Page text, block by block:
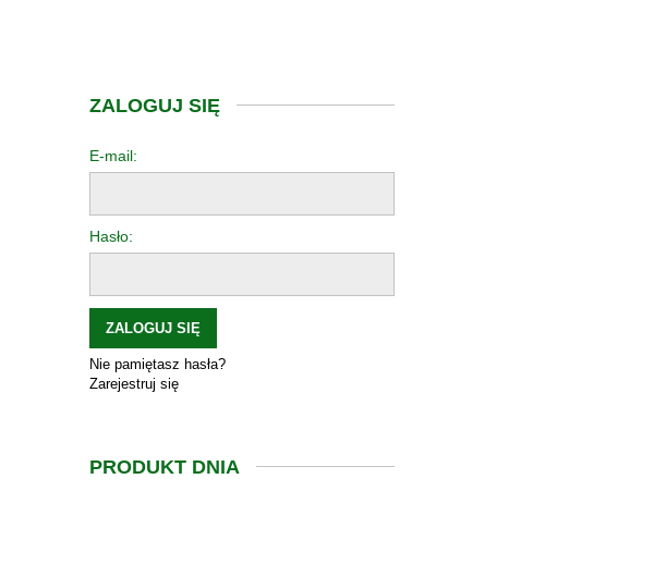
ZALOGUJ SIĘ
E-mail:
Hasło:
ZALOGUJ SIĘ
Nie pamiętasz hasła?
Zarejestruj się
PRODUKT DNIA